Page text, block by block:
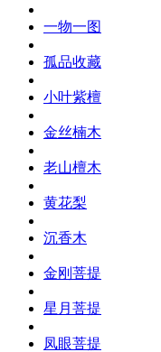
一物一图
孤品收藏
小叶紫檀
金丝楠木
老山檀木
黄花梨
沉香木
金刚菩提
星月菩提
凤眼菩提